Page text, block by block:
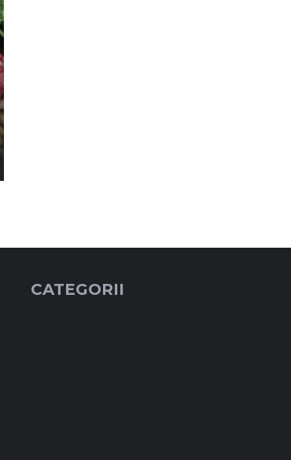
CATEGORII